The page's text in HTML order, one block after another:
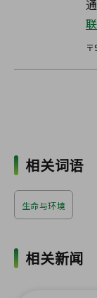
相关词语
生命与环境
相关新闻